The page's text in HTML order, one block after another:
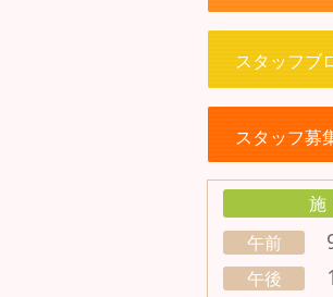
スタッフブ
スタッフ募
午前
午後